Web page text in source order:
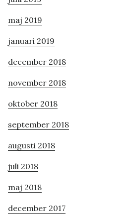
maj 2019
januari 2019
december 2018
november 2018
oktober 2018
september 2018
augusti 2018
juli 2018
maj 2018
december 2017